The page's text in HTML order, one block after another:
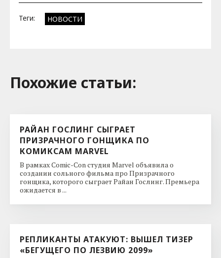
Теги: НОВОСТИ
Похожие cтатьи:
РАЙАН ГОСЛИНГ СЫГРАЕТ
ПРИЗРАЧНОГО ГОНЩИКА ПО
КОМИКСАМ MARVEL
В рамках Comic-Con студия Marvel объявила о
создании сольного фильма про Призрачного
гонщика, которого сыграет Райан Гослинг. Премьера
ожидается в ...
РЕПЛИКАНТЫ АТАКУЮТ: ВЫШЕЛ ТИЗЕР
«БЕГУЩЕГО ПО ЛЕЗВИЮ 2099»